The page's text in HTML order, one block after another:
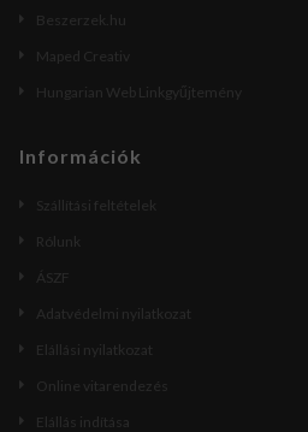
Beszerzek.hu
Maped Creativ
Hungarian Web Linkgyűjtemény
Információk
Szállítási feltételek
Rólunk
ÁSZF
Adatvédelmi nyilatkozat
Elállási nyilatkozat
Online vitarendezés
Elállás indítása